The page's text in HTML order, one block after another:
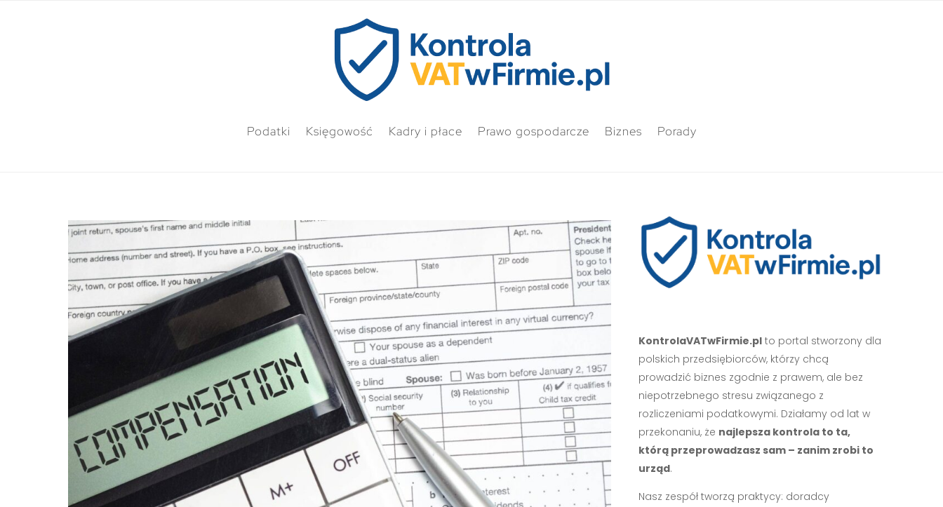
Podatki Księgowość Kadry i płace Prawo gospodarcze Biznes Porady
KontrolaVATwFirmie.plto portal stworzony dla
polskich przedsiębiorców, którzy chcą
prowadzić biznes zgodnie z prawem, ale bez
niepotrzebnego stresu związanego z
rozliczeniami podatkowymi. Działamy od lat w
przekonaniu, że najlepsza kontrola to ta,
którą przeprowadzasz sam – zanim zrobi to
urząd.
Nasz zespół tworzą praktycy: doradcy